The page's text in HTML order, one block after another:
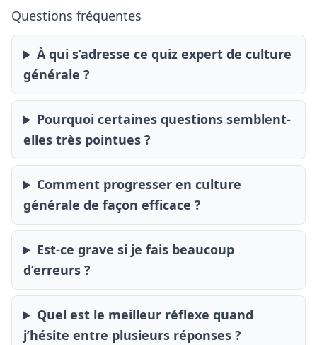
Questions fréquentes
À qui s’adresse ce quiz expert de culture
générale ?
Pourquoi certaines questions semblent-
elles très pointues ?
Comment progresser en culture
générale de façon efficace ?
Est-ce grave si je fais beaucoup
d’erreurs ?
Quel est le meilleur réflexe quand
j’hésite entre plusieurs réponses ?